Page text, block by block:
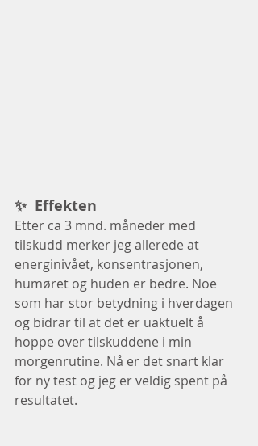
✨  Effekten
Etter ca 3 mnd. måneder med
tilskudd merker jeg allerede at
energinivået, konsentrasjonen,
humøret og huden er bedre. Noe
som har stor betydning i hverdagen
og bidrar til at det er uaktuelt å
hoppe over tilskuddene i min
morgenrutine. Nå er det snart klar
for ny test og jeg er veldig spent på
resultatet.